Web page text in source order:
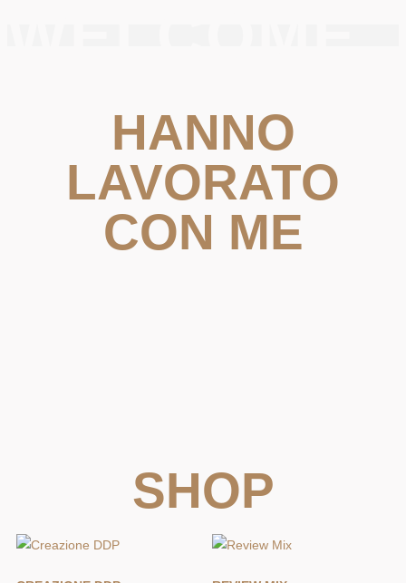
HANNO
LAVORATO
CON ME
SHOP